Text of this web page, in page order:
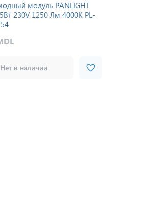
модуль PANLIGHT
230V 1250 Лм 4000K PL-
Нет в наличии